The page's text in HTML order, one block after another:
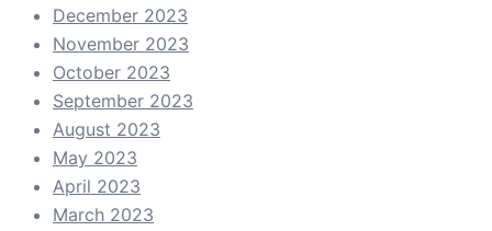
December 2023
November 2023
October 2023
September 2023
August 2023
May 2023
April 2023
March 2023